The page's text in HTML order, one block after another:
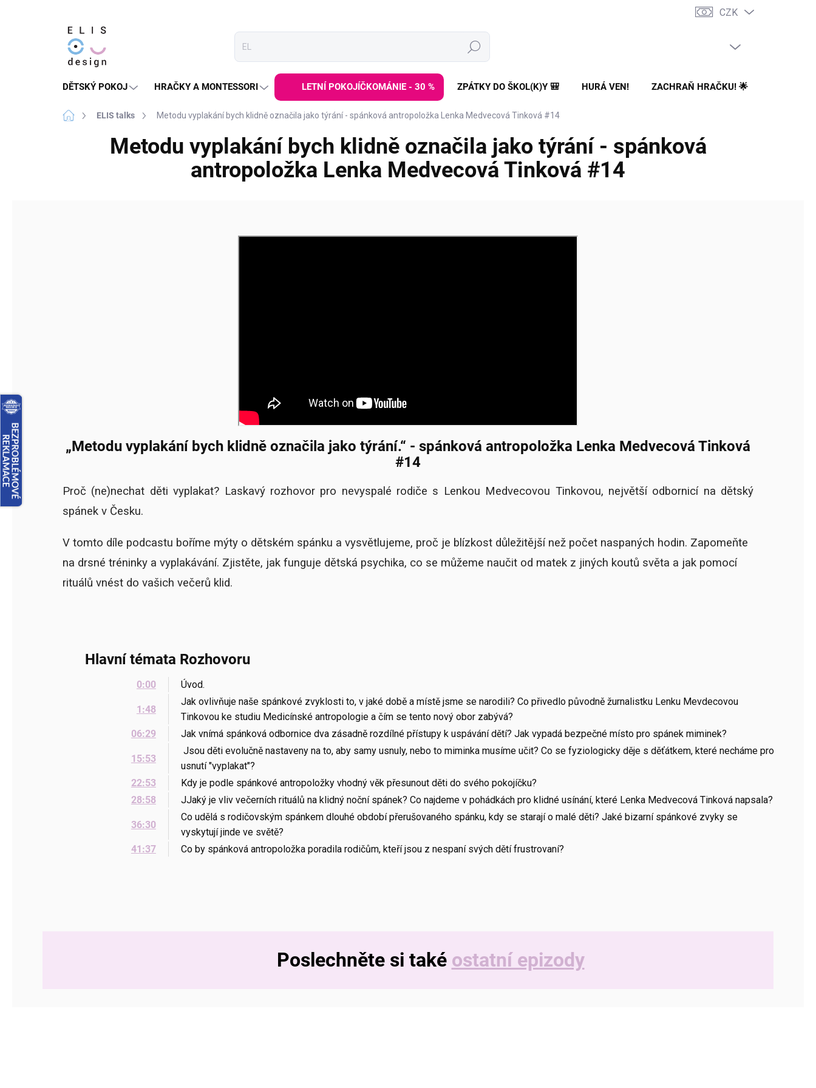
CZK
Hledat
DĚTSKÝ POKOJ HRAČKY A MONTESSORI LETNÍ POKOJÍČKOMÁNIE - 30 % ZPÁTKY DO ŠKOL(K)Y 🎒 HURÁ VEN! ZACHRAŇ HRAČKU! 🌟
Domů ELIS talks Metodu vyplakání bych klidně označila jako týrání - spánková antropoložka Lenka Medvecová Tinková #14
Metodu vyplakání bych klidně označila jako týrání - spánková
antropoložka Lenka Medvecová Tinková #14
„Metodu vyplakání bych klidně označila jako týrání.“ - spánková antropoložka Lenka Medvecová Tinková
#14
Proč (ne)nechat děti vyplakat? Laskavý rozhovor pro nevyspalé rodiče s Lenkou Medvecovou Tinkovou, největší odbornicí na dětský
spánek v Česku.
V tomto díle podcastu boříme mýty o dětském spánku a vysvětlujeme, proč je blízkost důležitější než počet naspaných hodin. Zapomeňte
na drsné tréninky a vyplakávání. Zjistěte, jak funguje dětská psychika, co se můžeme naučit od matek z jiných koutů světa a jak pomocí
rituálů vnést do vašich večerů klid.
Hlavní témata Rozhovoru
0:00 Úvod.
1:48
Jak ovlivňuje naše spánkové zvyklosti to, v jaké době a místě jsme se narodili? Co přivedlo původně žurnalistku Lenku Mevdecovou
Tinkovou ke studiu Medicínské antropologie a čím se tento nový obor zabývá?
06:29
Jak vnímá spánková odbornice dva zásadně rozdílné přístupy k uspávání dětí? Jak vypadá bezpečné místo pro spánek miminek?
15:53
Jsou děti evolučně nastaveny na to, aby samy usnuly, nebo to miminka musíme učit? Co se fyziologicky děje s děťátkem, které necháme pro
usnutí "vyplakat"?
22:53
Kdy je podle spánkové antropoložky vhodný věk přesunout děti do svého pokojíčku?
28:58
JJaký je vliv večerních rituálů na klidný noční spánek? Co najdeme v pohádkách pro klidné usínání, které Lenka Medvecová Tinková napsala?
36:30
Co udělá s rodičovským spánkem dlouhé období přerušovaného spánku, kdy se starají o malé děti? Jaké bizarní spánkové zvyky se
vyskytují jinde ve světě?
41:37
Co by spánková antropoložka poradila rodičům, kteří jsou z nespaní svých dětí frustrovaní?
Poslechněte si také ostatní epizody